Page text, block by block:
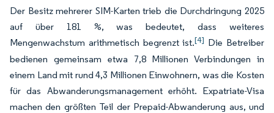
Der Besitz mehrerer SIM-Karten trieb die Durchdringung 2025
auf über 181 %, was bedeutet, dass weiteres
Mengenwachstum arithmetisch begrenzt ist.[4] Die Betreiber
bedienen gemeinsam etwa 7,8 Millionen Verbindungen in
einem Land mit rund 4,3 Millionen Einwohnern, was die Kosten
für das Abwanderungsmanagement erhöht. Expatriate-Visa
machen den größten Teil der Prepaid-Abwanderung aus, und